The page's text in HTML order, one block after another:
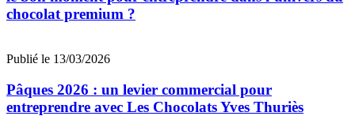
chocolat premium ?
Publié le 13/03/2026
Pâques 2026 : un levier commercial pour
entreprendre avec Les Chocolats Yves Thuriès